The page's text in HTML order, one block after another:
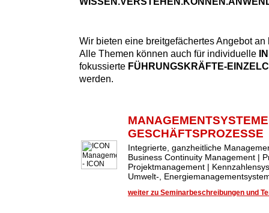
Wir bieten eine breitgefächertes Angebot an
Alle Themen können auch für individuelle
fokussierte FÜHRUNGSKRÄFTE-
werden.
GESCHÄFTSPROZESSE
Integrierte, ganzheitliche
Business Continuity Management |
Projektmanagement |
Umwelt-,
weiter zu Seminarbeschreibungen und